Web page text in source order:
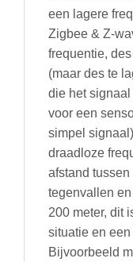
een lagere
Zigbee & Z-
frequentie,
(maar des te
die het
voor een
simpel
draadloze
afstand
tegenvallen
200 meter, dit
situatie en
Bijvoorbeeld